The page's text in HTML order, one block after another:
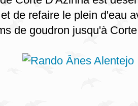
de refaire le plein d'eau
de goudron jusqu'à